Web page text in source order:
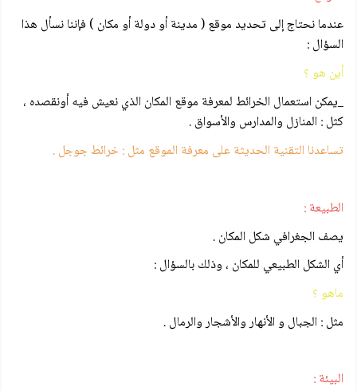
عندما نحتاج إلى تحديد موقع ( مدينة أو دولة أو مكان ) فإننا نسأل هذا
السؤال :
أين هو ؟
_يمكن استعمال الخرائط لمعرفة موقع المكان الذي نعيش فيه أونقصده ،
كثل : المنازل والمدارس والأسواق .
تساعدنا التقنية الحديثة على معرفة الموقع مثل : خرائط جوجل .
الطبيعة :
يصف الجغرافي شكل المكان .
أي الشكل الطبيعي للمكان ، وذلك بالسؤال :
ماهو ؟
مثل : الجبال و الأنهار والأشجار والرمال .
البيئة :